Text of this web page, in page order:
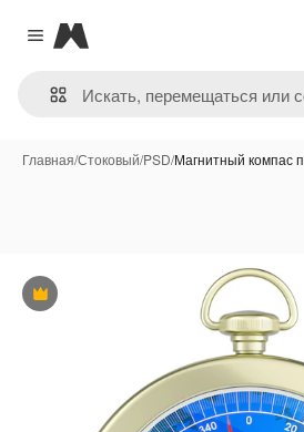
Close menu
Magnific
Главная/Стоковый/PSD/Магнитный компас
Премиум